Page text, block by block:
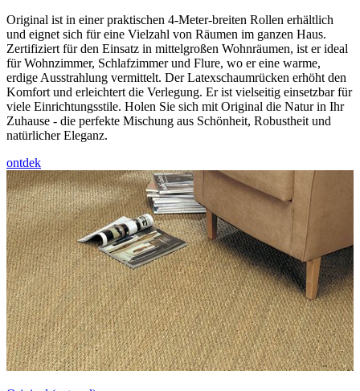
Original ist in einer praktischen 4-Meter-breiten Rollen erhältlich
und eignet sich für eine Vielzahl von Räumen im ganzen Haus.
Zertifiziert für den Einsatz in mittelgroßen Wohnräumen, ist er ideal
für Wohnzimmer, Schlafzimmer und Flure, wo er eine warme,
erdige Ausstrahlung vermittelt. Der Latexschaumrücken erhöht den
Komfort und erleichtert die Verlegung. Er ist vielseitig einsetzbar für
viele Einrichtungsstile. Holen Sie sich mit Original die Natur in Ihr
Zuhause - die perfekte Mischung aus Schönheit, Robustheit und
natürlicher Eleganz.
ontdek